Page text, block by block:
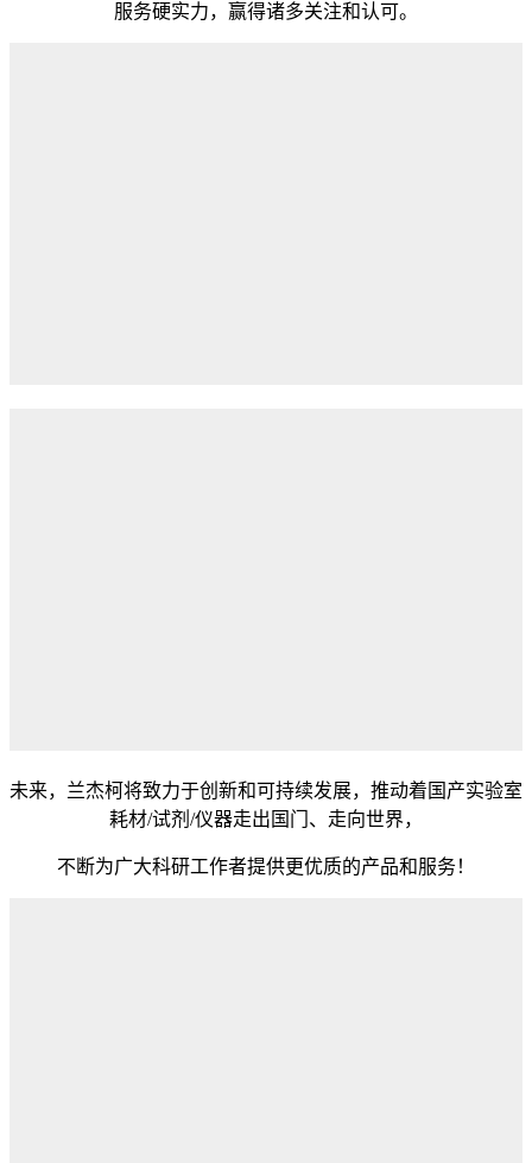
服务硬实力，赢得诸多关注和认可。
未来，兰杰柯将致力于创新和可持续发展，推动着国产实验室
耗材/试剂/仪器走出国门、走向世界，
不断为广大科研工作者提供更优质的产品和服务！